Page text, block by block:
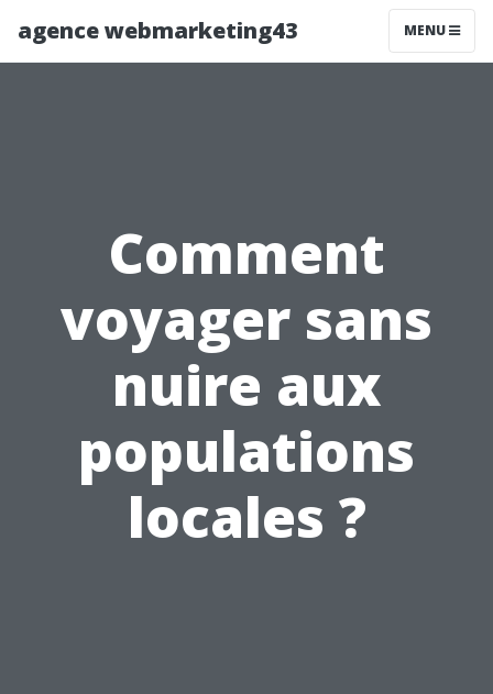
agence webmarketing43 MENU
Comment
voyager sans
nuire aux
populations
locales ?